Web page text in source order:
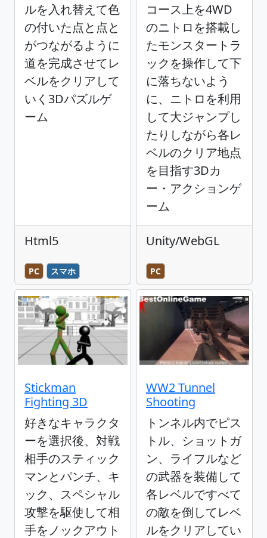
ルを入れ替えて色
の付いた点と点と
がつながるように
道を完成させてレ
ベルをクリアして
いく3Dパズルゲ
ーム
Html5
PC スマホ
コース上を4WD
のニトロを搭載し
たモンスタートラ
ックを操作して下
に落ちないよう
に、ニトロを利用
して大ジャンプし
たりしながら各レ
ベルのクリア地点
を目指す3Dカ
ー・アクションゲ
ーム
Unity/WebGL
PC
Stickman
Fighting 3D
好きなキャラクタ
ーを選択後、対戦
相手のスティック
マンとパンチ、キ
ック、スペシャル
攻撃を駆使して相
手をノックアウト
WW2 Tunnel
Shooting
トンネル内でピス
トル、ショットガ
ン、ライフルなど
の武器を装備して
各レベルですべて
の敵を倒してレベ
ルをクリアしてい